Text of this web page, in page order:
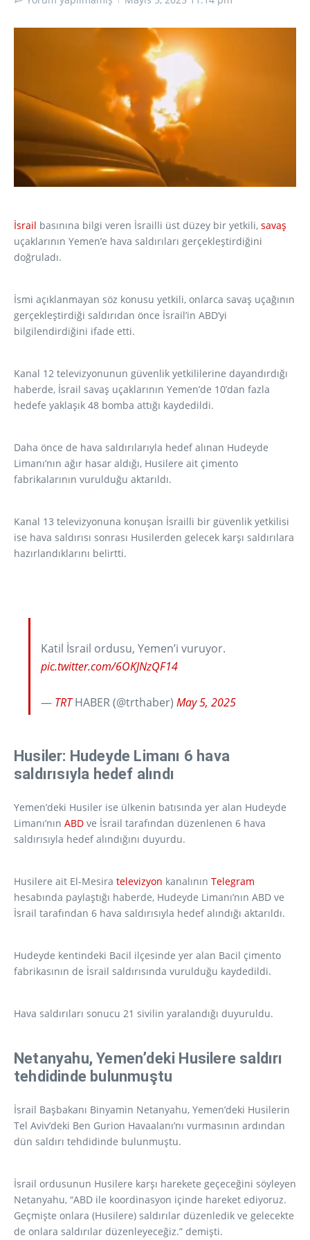
İsrail basınına bilgi veren İsrailli üst düzey bir yetkili, savaş
uçaklarının Yemen’e hava saldırıları gerçekleştirdiğini
doğruladı.
İsmi açıklanmayan söz konusu yetkili, onlarca savaş uçağının
gerçekleştirdiği saldırıdan önce İsrail’in ABD’yi
bilgilendirdiğini ifade etti.
Kanal 12 televizyonunun güvenlik yetkililerine dayandırdığı
haberde, İsrail savaş uçaklarının Yemen’de 10’dan fazla
hedefe yaklaşık 48 bomba attığı kaydedildi.
Daha önce de hava saldırılarıyla hedef alınan Hudeyde
Limanı’nın ağır hasar aldığı, Husilere ait çimento
fabrikalarının vurulduğu aktarıldı.
Kanal 13 televizyonuna konuşan İsrailli bir güvenlik yetkilisi
ise hava saldırısı sonrası Husilerden gelecek karşı saldırılara
hazırlandıklarını belirtti.
Katil İsrail ordusu, Yemen’i vuruyor.
pic.twitter.com/6OKJNzQF14
— TRTHABER (@trthaber) May 5, 2025
Husiler: Hudeyde Limanı 6 hava
saldırısıyla hedef alındı
Yemen’deki Husiler ise ülkenin batısında yer alan Hudeyde
Limanı’nın ABD ve İsrail tarafından düzenlenen 6 hava
saldırısıyla hedef alındığını duyurdu.
Husilere ait El-Mesira televizyon kanalının Telegram
hesabında paylaştığı haberde, Hudeyde Limanı’nın ABD ve
İsrail tarafından 6 hava saldırısıyla hedef alındığı aktarıldı.
Hudeyde kentindeki Bacil ilçesinde yer alan Bacil çimento
fabrikasının de İsrail saldırısında vurulduğu kaydedildi.
Hava saldırıları sonucu 21 sivilin yaralandığı duyuruldu.
Netanyahu, Yemen’deki Husilere saldırı
tehdidinde bulunmuştu
İsrail Başbakanı Binyamin Netanyahu, Yemen’deki Husilerin
Tel Aviv’deki Ben Gurion Havaalanı’nı vurmasının ardından
dün saldırı tehdidinde bulunmuştu.
İsrail ordusunun Husilere karşı harekete geçeceğini söyleyen
Netanyahu, “ABD ile koordinasyon içinde hareket ediyoruz.
Geçmişte onlara (Husilere) saldırılar düzenledik ve gelecekte
de onlara saldırılar düzenleyeceğiz.” demişti.